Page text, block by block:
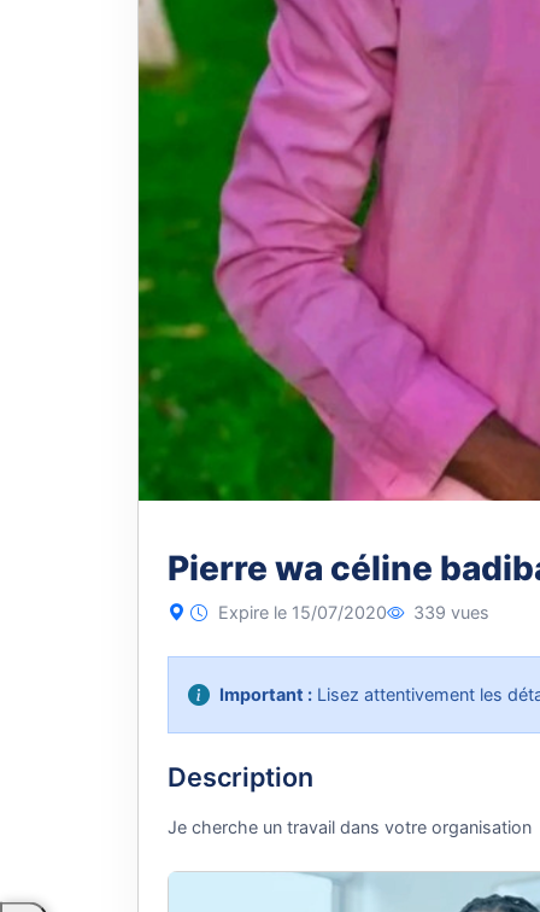
Pierre wa céline
Expire le 15/07/2020 339 vues
Important : Lisez attentivement les
Description
Je cherche un travail dans votre organisation